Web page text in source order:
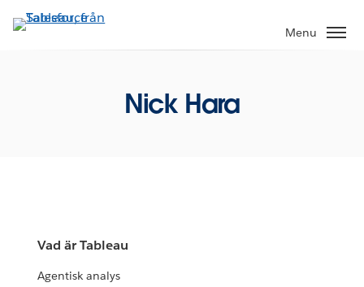
vidare
Menu
Nick Hara
Vad är Tableau
Agentisk analys